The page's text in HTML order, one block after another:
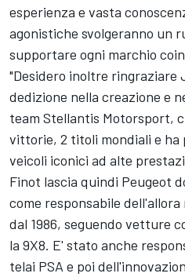
esperienza e vasta
agonistiche svolgeranno un
supportare ogni marchio
"Desidero inoltre ringraziare
dedizione nella creazione e
team Stellantis Motorsport,
vittorie, 2 titoli mondiali e ha
veicoli iconici ad alte
Finot lascia quindi Peugeot
come responsabile
dal 1986, seguendo vetture
la 9X8. E' stato anche
telai PSA e poi